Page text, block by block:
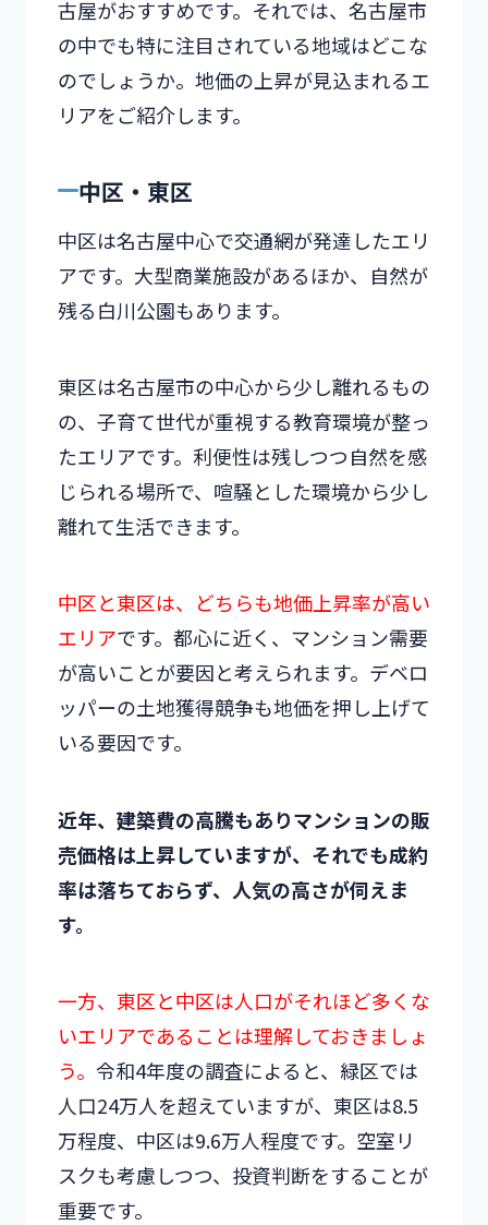
古屋がおすすめです。それでは、名古屋市
の中でも特に注目されている地域はどこな
のでしょうか。地価の上昇が見込まれるエ
リアをご紹介します。
中区・東区
中区は名古屋中心で交通網が発達したエリ
アです。大型商業施設があるほか、自然が
残る白川公園もあります。
東区は名古屋市の中心から少し離れるもの
の、子育て世代が重視する教育環境が整っ
たエリアです。利便性は残しつつ自然を感
じられる場所で、喧騒とした環境から少し
離れて生活できます。
中区と東区は、どちらも地価上昇率が高い
エリアです。都心に近く、マンション需要
が高いことが要因と考えられます。デベロ
ッパーの土地獲得競争も地価を押し上げて
いる要因です。
近年、建築費の高騰もありマンションの販
売価格は上昇していますが、それでも成約
率は落ちておらず、人気の高さが伺えま
す。
一方、東区と中区は人口がそれほど多くな
いエリアであることは理解しておきましょ
う。 令和4年度の調査によると、緑区では
人口24万人を超えていますが、東区は8.5
万程度、中区は9.6万人程度です。空室リ
スクも考慮しつつ、投資判断をすることが
重要です。